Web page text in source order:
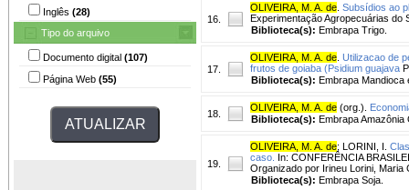
Inglês (28)
Tipo do arquivo
Documento digital (107)
Página Web (55)
16.
OLIVEIRA, M. A. de Subsídios ao
Experimentação Agropecuárias do
Biblioteca(s): Embrapa Trigo.
17.
OLIVEIRA, M. A. de Utilizacao de
frutos de goiaba (Psidium guajava
Biblioteca(s): Embrapa Mandioca
18.
OLIVEIRA, M. A. de (org.).
Biblioteca(s): Embrapa Amazônia
19.
OLIVEIRA, M. A. de; LORINI, I.
caso. In: CONFERÊNCIA
Organizado por Irineu Lorini, Maria
Biblioteca(s): Embrapa Soja.